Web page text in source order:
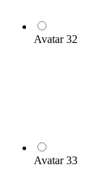
Avatar 32
Avatar 33